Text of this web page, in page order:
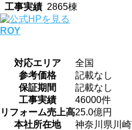
工事実績 2865棟
ROY
対応エリア
全国
参考価格
記載なし
保証期間
記載なし
工事実績
46000件
リフォーム売上高25.0億円
本社所在地
神奈川県川